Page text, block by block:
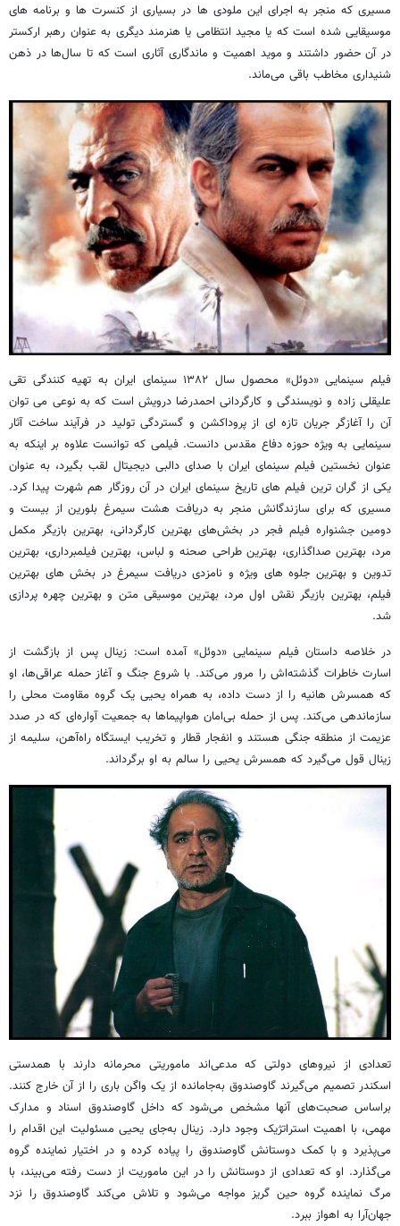
مسیری که منجر به اجرای این ملودی ها در بسیاری از کنسرت ها و برنامه های
موسیقایی شده است که یا مجید انتظامی یا هنرمند دیگری به عنوان رهبر ارکستر
در آن حضور داشتند و موید اهمیت و ماندگاری آثاری است که تا سال‌ها در ذهن
شنیداری مخاطب باقی می‌ماند.
فیلم سینمایی «دوئل» محصول سال ۱۳۸۲ سینمای ایران به تهیه کنندگی تقی
علیقلی زاده و نویسندگی و کارگردانی احمدرضا درویش است که به نوعی می توان
آن را آغازگر جریان تازه ای از پروداکشن و گستردگی تولید در فرآیند ساخت آثار
سینمایی به ویژه حوزه دفاع مقدس دانست. فیلمی که توانست علاوه بر اینکه به
عنوان نخستین فیلم سینمای ایران با صدای دالبی دیجیتال لقب بگیرد، به عنوان
یکی از گران ترین فیلم های تاریخ سینمای ایران در آن روزگار هم شهرت پیدا کرد.
مسیری که برای سازندگانش منجر به دریافت هشت سیمرغ بلورین از بیست و
دومین جشنواره فیلم فجر در بخش‌های بهترین کارگردانی، بهترین بازیگر مکمل
مرد، بهترین صداگذاری، بهترین طراحی صحنه و لباس، بهترین فیلمبرداری، بهترین
تدوین و بهترین جلوه های ویژه و نامزدی دریافت سیمرغ در بخش های بهترین
فیلم، بهترین بازیگر نقش اول مرد، بهترین موسیقی متن و بهترین چهره پردازی
شد.
در خلاصه داستان فیلم سینمایی «دوئل» آمده است: زینال پس از بازگشت از
اسارت خاطرات گذشته‌اش را مرور می‌کند. با شروع جنگ و آغاز حمله عراقی‌ها، او
که همسرش هانیه را از دست داده، به همراه یحیی یک گروه مقاومت محلی را
سازماندهی می‌کند. پس از حمله بی‌امان هواپیماها به جمعیت آواره‌ای که در صدد
عزیمت از منطقه جنگی هستند و انفجار قطار و تخریب ایستگاه راه‌آهن، سلیمه از
زینال قول می‌گیرد که همسرش یحیی را سالم به او برگرداند.
تعدادی از نیروهای دولتی که مدعی‌اند ماموریتی محرمانه دارند با همدستی
اسکندر تصمیم می‌گیرند گاوصندوق به‌جامانده از یک واگن باری را از آن خارج کنند.
براساس صحبت‌های آنها مشخص می‌شود که داخل گاوصندوق اسناد و مدارک
مهمی، با اهمیت استراتژیک وجود دارد. زینال به‌جای یحیی مسئولیت این اقدام را
می‌پذیرد و با کمک دوستانش گاوصندوق را پیاده کرده و در اختیار نماینده گروه
می‌گذارد. او که تعدادی از دوستانش را در این ماموریت از دست رفته می‌بیند، با
مرگ نماینده گروه حین گریز مواجه می‌شود و تلاش می‌کند گاوصندوق را نزد
جهان‌آرا به اهواز ببرد.